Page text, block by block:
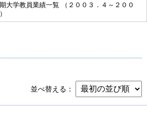
大学教員業績一覧 （２００３．４～２００
並べ替える